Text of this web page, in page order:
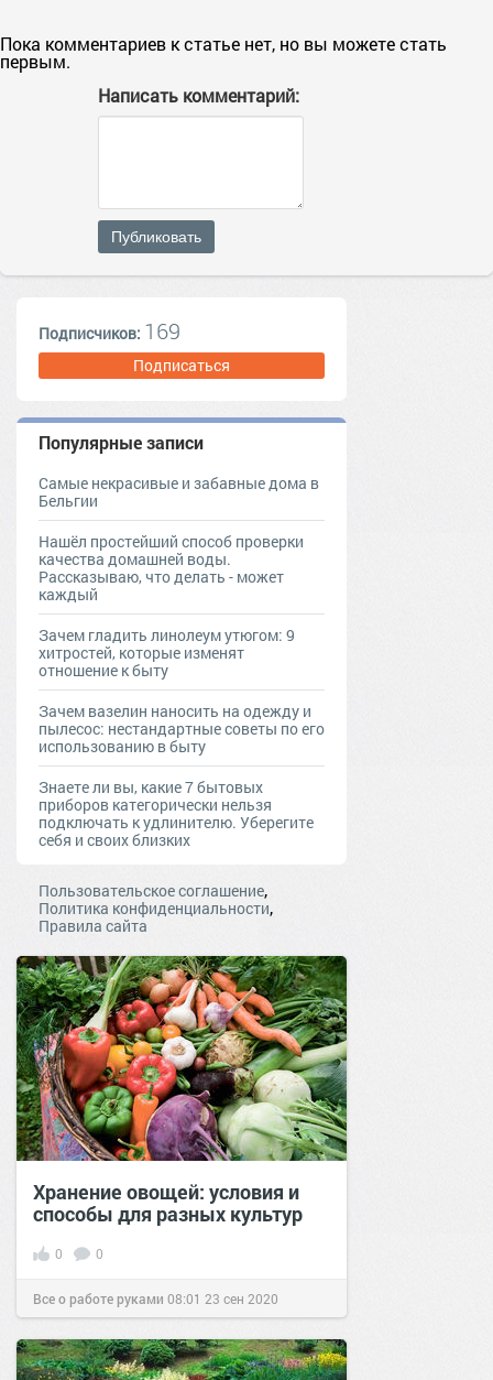
Пока комментариев к статье нет, но вы можете стать
первым.
Написать комментарий:
Публиковать
Подписчиков: 169
Подписаться
Популярные записи
Самые некрасивые и забавные дома в
Бельгии
Нашёл простейший способ проверки
качества домашней воды.
Рассказываю, что делать - может
каждый
Зачем гладить линолеум утюгом: 9
хитростей, которые изменят
отношение к быту
Зачем вазелин наносить на одежду и
пылесос: нестандартные советы по его
использованию в быту
Знаете ли вы, какие 7 бытовых
приборов категорически нельзя
подключать к удлинителю. Уберегите
себя и своих близких
Пользовательское соглашение,
Политика конфиденциальности,
Правила сайта
Хранение овощей: условия и
способы для разных культур
0 0
Все о работе руками 08:01 23 сен 2020